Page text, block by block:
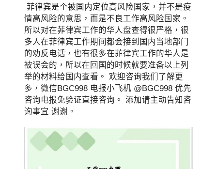
菲律宾是个被国内定位高风险国家，并不是疫
情高风险的意思，而是不良工作高风险国家。
所以对在菲律宾工作的华人盘查得很严格，很
多人在菲律宾工作期间都会接到国内当地部门
的劝反电话，也有很多在菲律宾工作的华人是
被误会的，所以在回国的时候就要准备以上列
举的材料给国内查看。 欢迎咨询我们了解更
多，微信BGC998 电报小飞机 @BGC998 优先
咨询电报免验证直接咨询。 添加请主动告知咨
询事宜 谢谢。